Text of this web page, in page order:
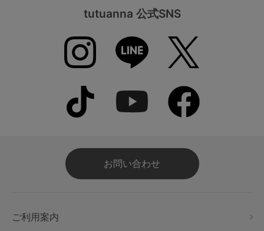
tutuanna 公式SNS
お問い合わせ
ご利用案内